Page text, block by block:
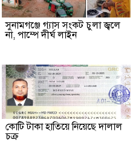
সুনামগঞ্জে গ্যাস সংকট চুলা জ্বলে
না, পাম্পে দীর্ঘ লাইন
কোটি টাকা হাতিয়ে নিয়েছে দালাল
চক্র